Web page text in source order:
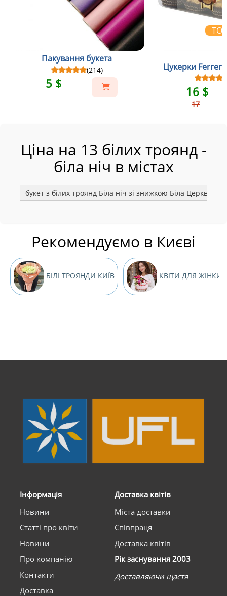
Пакування букета
(214)
5 $
Цукерки
16 $
17
Ціна на 13 білих троянд -
біла ніч в містах
букет з білих троянд Біла ніч зі знижкою Біла Церква
Рекомендуємо в Києві
БІЛІ ТРОЯНДИ КИЇВ КВІТИ ДЛЯ ЖІНКИ
Інформація
Новини
Статті про квіти
Новини
Про компанію
Контакти
Доставка
Доставка квітів
Міста доставки
Співпраця
Доставка квітів
Рік заснування 2003
Доставляючи щастя